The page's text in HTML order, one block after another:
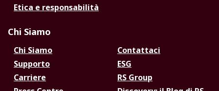
Etica e responsabilità
Chi Siamo
Chi Siamo
Contattaci
Supporto
ESG
Carriere
RS Group